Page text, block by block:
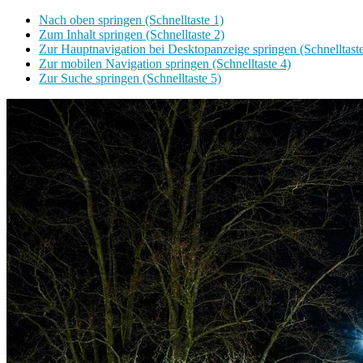
Nach oben springen (Schnelltaste 1)
Zum Inhalt springen (Schnelltaste 2)
Zur Hauptnavigation bei Desktopanzeige springen
Zur mobilen Navigation springen (Schnelltaste 4)
Zur Suche springen (Schnelltaste 5)